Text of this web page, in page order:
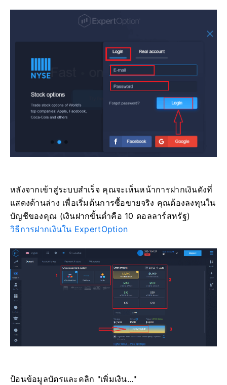
หลังจากเข้าสู่ระบบสำเร็จ คุณจะเห็นหน้าการฝากเงินดังที่
แสดงด้านล่าง เพื่อเริ่มต้นการซื้อขายจริง คุณต้องลงทุนใน
บัญชีของคุณ (เงินฝากขั้นต่ำคือ 10 ดอลลาร์สหรัฐ)
วิธีการฝากเงินใน ExpertOption
ป้อนข้อมูลบัตรและคลิก "เพิ่มเงิน..."